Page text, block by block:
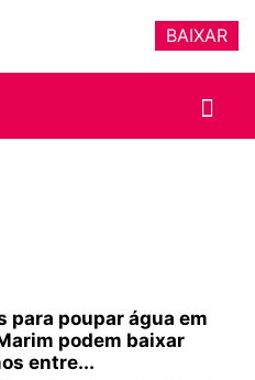
para poupar água em
podem baixar
entre...
BAIXAR